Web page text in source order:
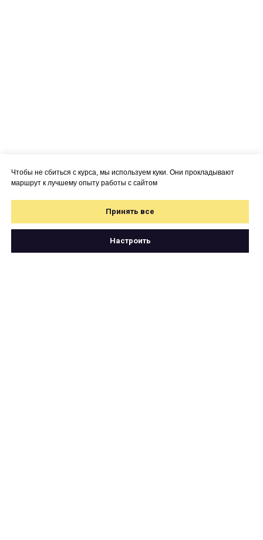
Чтобы не сбиться с курса, мы используем куки. Они прокладывают
маршрут к лучшему опыту работы с сайтом
Принять все
Настроить